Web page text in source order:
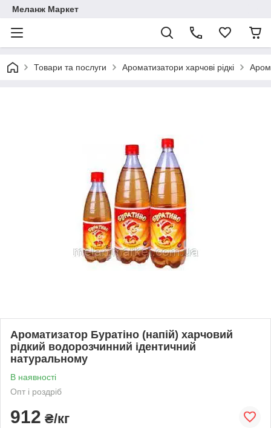
Меланж Маркет
Товари та послуги Ароматизатори харчові рідкі
Ароматизатор Буратіно (напій) харчовий
рідкий водорозчинний ідентичний
натуральному
В наявності
Опт і роздріб
912 ₴/кг